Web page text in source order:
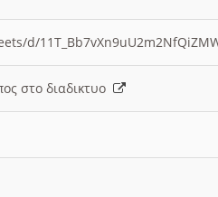
d/
στο διαδικτυο